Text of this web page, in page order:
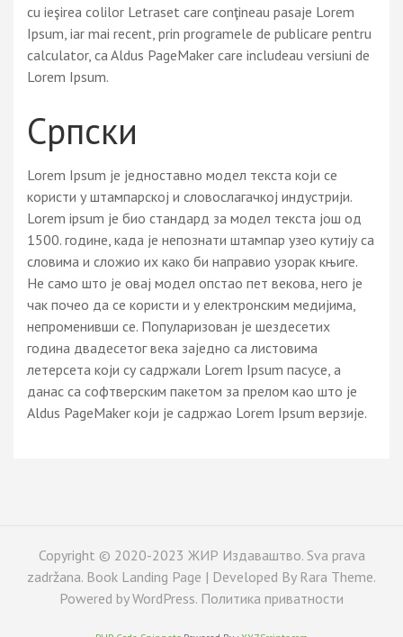
cu ieşirea colilor Letraset care conţineau pasaje Lorem
Ipsum, iar mai recent, prin programele de publicare pentru
calculator, ca Aldus PageMaker care includeau versiuni de
Lorem Ipsum.
Српски
Lorem Ipsum је једноставно модел текста који се
користи у штампарској и словослагачкој индустрији.
Lorem ipsum је био стандард за модел текста још од
1500. године, када је непознати штампар узео кутију са
словима и сложио их како би направио узорак књиге.
Не само што је овај модел опстао пет векова, него је
чак почео да се користи и у електронским медијима,
непроменивши се. Популаризован је шездесетих
година двадесетог века заједно са листовима
летерсета који су садржали Lorem Ipsum пасусе, а
данас са софтверским пакетом за прелом као што је
Aldus PageMaker који је садржао Lorem Ipsum верзије.
Copyright © 2020-2023 ЖИР Издаваштво. Sva prava
zadržana. Book Landing Page | Developed By Rara Theme.
Powered byWordPress. Политика приватности